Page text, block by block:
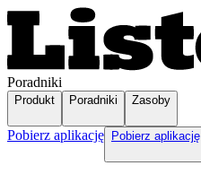
Poradniki
Produkt Poradniki Zasoby
Pobierz aplikację Pobierz aplikację